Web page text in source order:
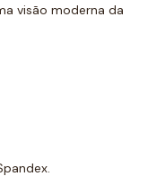
visão moderna da